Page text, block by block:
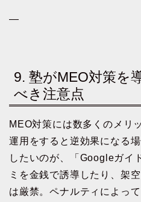
—
9. 塾がMEO対策を
べき注意点
MEO対策には数多くのメリ
運用をすると逆効果になる
したいのが、「Googleガイ
ミを金銭で誘導したり、架
は厳禁。ペナルティによっ